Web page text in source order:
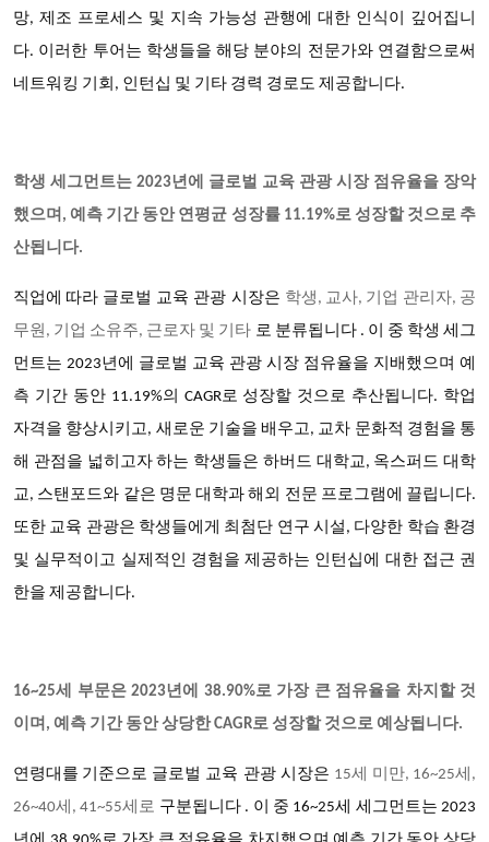
망, 제조 프로세스 및 지속 가능성 관행에 대한 인식이 깊어집니
다. 이러한 투어는 학생들을 해당 분야의 전문가와 연결함으로써
네트워킹 기회, 인턴십 및 기타 경력 경로도 제공합니다.
학생 세그먼트는 2023년에 글로벌 교육 관광 시장 점유율을 장악
했으며, 예측 기간 동안 연평균 성장률 11.19%로 성장할 것으로 추
산됩니다.
직업에 따라 글로벌 교육 관광 시장은 학생, 교사, 기업 관리자, 공
무원, 기업 소유주, 근로자 및 기타 로 분류됩니다 . 이 중 학생 세그
먼트는 2023년에 글로벌 교육 관광 시장 점유율을 지배했으며 예
측 기간 동안 11.19%의 CAGR로 성장할 것으로 추산됩니다. 학업
자격을 향상시키고, 새로운 기술을 배우고, 교차 문화적 경험을 통
해 관점을 넓히고자 하는 학생들은 하버드 대학교, 옥스퍼드 대학
교, 스탠포드와 같은 명문 대학과 해외 전문 프로그램에 끌립니다.
또한 교육 관광은 학생들에게 최첨단 연구 시설, 다양한 학습 환경
및 실무적이고 실제적인 경험을 제공하는 인턴십에 대한 접근 권
한을 제공합니다.
16~25세 부문은 2023년에 38.90%로 가장 큰 점유율을 차지할 것
이며, 예측 기간 동안 상당한 CAGR로 성장할 것으로 예상됩니다.
연령대를 기준으로 글로벌 교육 관광 시장은 15세 미만, 16~25세,
26~40세, 41~55세로 구분됩니다 . 이 중 16~25세 세그먼트는 2023